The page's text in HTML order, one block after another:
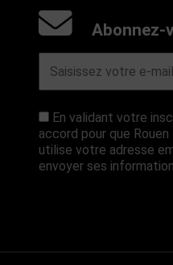
Abonnez-
En validant votre
accord pour que
utilise votre adresse
envoyer ses